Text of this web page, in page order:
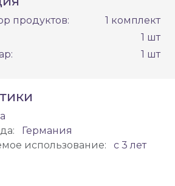
продуктов:
1 комплект
1 шт
1 шт
Германия
использование:
с 3 лет